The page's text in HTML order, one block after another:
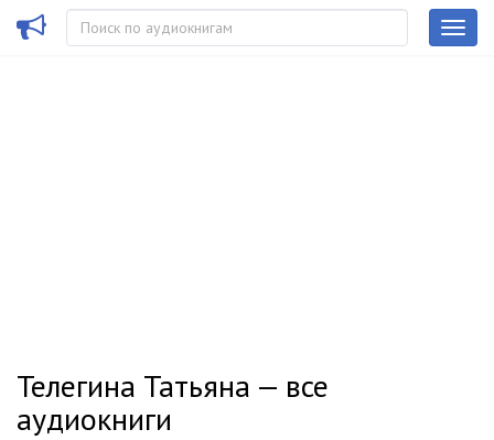
Телегина Татьяна — все
аудиокниги